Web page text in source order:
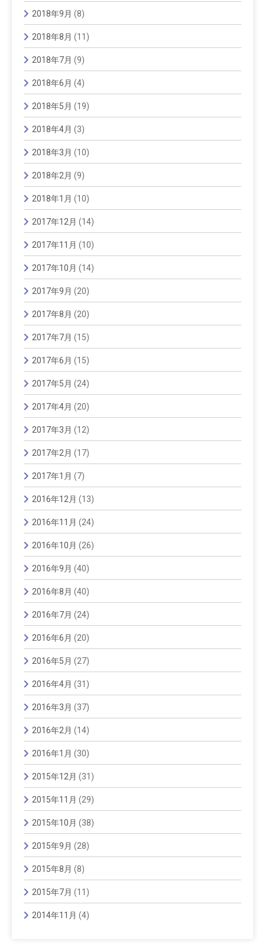
2018年9月 (8)
2018年8月 (11)
2018年7月 (9)
2018年6月 (4)
2018年5月 (19)
2018年4月 (3)
2018年3月 (10)
2018年2月 (9)
2018年1月 (10)
2017年12月 (14)
2017年11月 (10)
2017年10月 (14)
2017年9月 (20)
2017年8月 (20)
2017年7月 (15)
2017年6月 (15)
2017年5月 (24)
2017年4月 (20)
2017年3月 (12)
2017年2月 (17)
2017年1月 (7)
2016年12月 (13)
2016年11月 (24)
2016年10月 (26)
2016年9月 (40)
2016年8月 (40)
2016年7月 (24)
2016年6月 (20)
2016年5月 (27)
2016年4月 (31)
2016年3月 (37)
2016年2月 (14)
2016年1月 (30)
2015年12月 (31)
2015年11月 (29)
2015年10月 (38)
2015年9月 (28)
2015年8月 (8)
2015年7月 (11)
2014年11月 (4)